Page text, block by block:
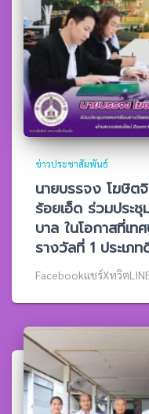
ข่าวประชาสัมพันธ์
นายบรรจง โฆษิต
ร้อยเอ็ด ร่วมประ
บาล ในโอกาสที่เท
รางวัลที่ 1 ประเภท
Facebookแชร์Xทวิต